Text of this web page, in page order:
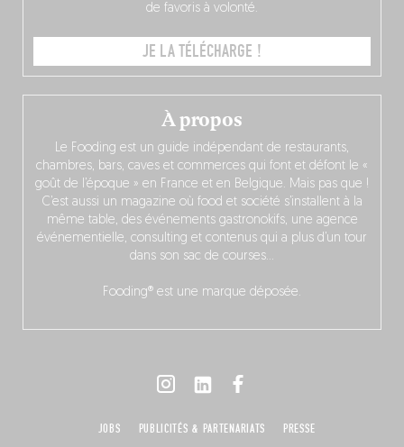
À propos
Le Fooding est un guide indépendant de restaurants,
chambres, bars, caves et commerces qui font et défont le «
goût de l’époque » en France et en Belgique. Mais pas que !
C’est aussi un magazine où food et société s’installent à la
même table, des événements gastronokifs, une agence
événementielle, consulting et contenus qui a plus d’un tour
dans son sac de courses…
Fooding® est une marque déposée.
de favoris à volonté.
JE LA TÉLÉCHARGE !
JOBS PUBLICITÉS & PARTENARIATS PRESSE